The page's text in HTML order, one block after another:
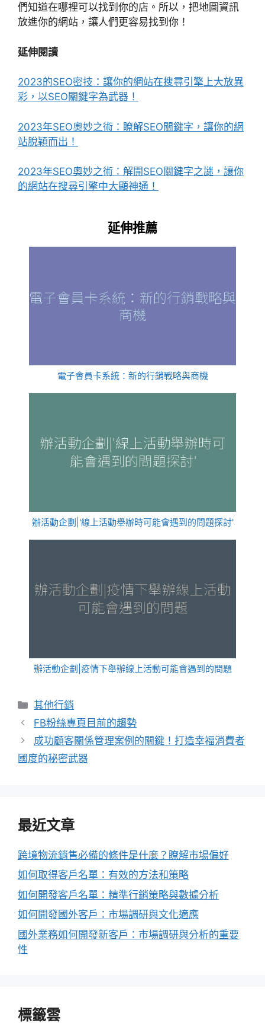
們知道在哪裡可以找到你的店。所以，把地圖資訊
放進你的網站，讓人們更容易找到你！
延伸閱讀
2023的SEO密技：讓你的網站在搜尋引擎上大放異
彩，以SEO關鍵字為武器！
2023年SEO奧妙之術：瞭解SEO關鍵字，讓你的網
站脫穎而出！
2023年SEO奧妙之術：解開SEO關鍵字之謎，讓你
的網站在搜尋引擎中大顯神通！
延伸推薦
電子會員卡系統：新的行銷戰略與商機
辦活動企劃|'線上活動舉辦時可能會遇到的問題探討'
辦活動企劃|疫情下舉辦線上活動可能會遇到的問題
分
類
其他行銷
FB粉絲專頁目前的趨勢
成功顧客關係管理案例的關鍵！打造幸福消費者
國度的秘密武器
最近文章
跨境物流銷售必備的條件是什麼？瞭解市場偏好
如何取得客戶名單：有效的方法和策略
如何開發客戶名單：精準行銷策略與數據分析
如何開發國外客戶：市場調研與文化適應
國外業務如何開發新客戶：市場調研與分析的重要
性
標籤雲